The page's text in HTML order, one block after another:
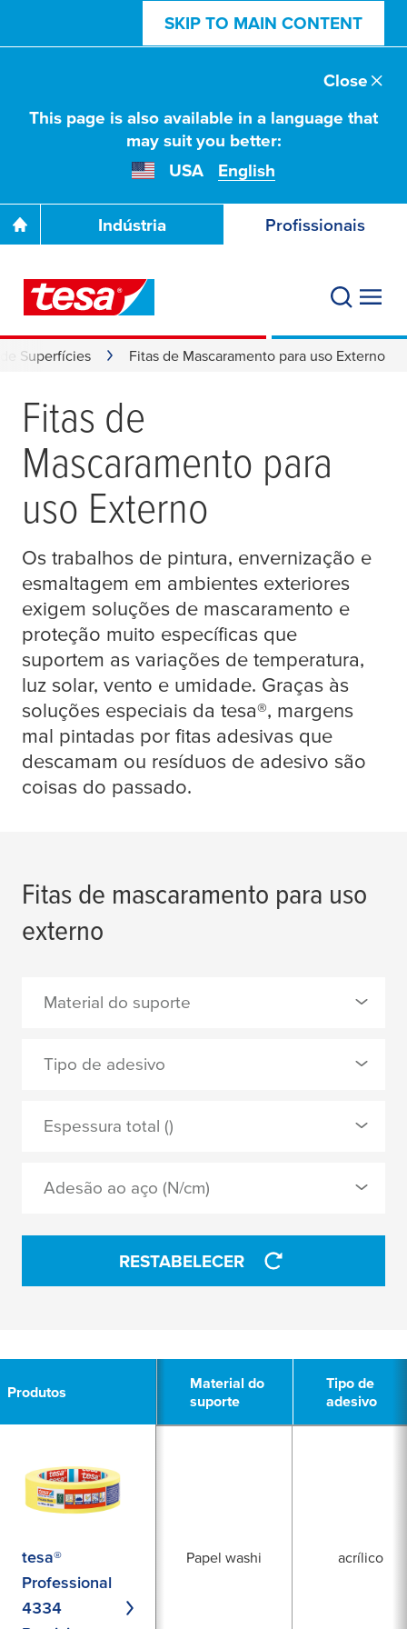
SKIP TO MAIN CONTENT
This page is also available in a language that
may suit you better:
USA
English
Close
Indústria Profissionais
Superfícies Fitas de Mascaramento para uso Externo
Fitas de
Mascaramento para
uso Externo
Os trabalhos de pintura, envernização e
esmaltagem em ambientes exteriores
exigem soluções de mascaramento e
proteção muito específicas que
suportem as variações de temperatura,
luz solar, vento e umidade. Graças às
soluções especiais da tesa®, margens
mal pintadas por fitas adesivas que
descamam ou resíduos de adesivo são
coisas do passado.
Fitas de mascaramento para uso
externo
Material do suporte
0 Selecionado
papel liso
APLICAR
Tipo de adesivo
0 Selecionado
borracha natural
APLICAR
Espessura total ()
Adesão ao aço (N/cm)
RESTABELECER
Produtos
Material do
suporte
Tipo de
adesivo
Produtos
Material do
suporte
Tipo de
adesivo
tesa®
Professional
4334
Papel washi acrílico